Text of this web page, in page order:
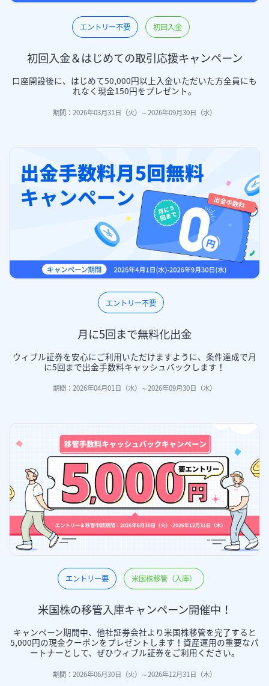
エントリー不要 初回入金
初回入金＆はじめての取引応援キャンペーン
口座開設後に、はじめて50,000円以上入金いただいた方全員にも
れなく現金150円をプレゼント。
期間：2026年03月31日（火）～2026年09月30日（水）
エントリー不要​
月に5回まで無料化出金
ウィブル証券を安心にご利用いただけますように、条件達成で月
に5回まで出金手数料キャッシュバックします！
期間：2026年04月01日（水）～2026年09月30日（水）
エントリー要 米国株移管（入庫）
米国株の移管入庫キャンペーン開催中！
キャンペーン期間中、他社証券会社より米国株移管を完了すると
5,000円の現金クーポンをプレゼントします！資産運用の重要なパ
ートナーとして、ぜひウィブル証券をご利用ください。
期間：2026年06月30日（火）～2026年12月31日（木）